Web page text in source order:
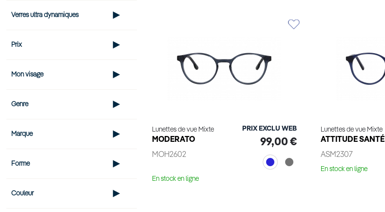
Lunettes de vue Mixte
MODERATO
MOH2602
PRIX EXCLU WEB
99,00 €
En stock en ligne
Lunettes de vue Mixte
ATTITUDE SANTÉ
ASM2307
En stock en ligne
Verres ultra dynamiques
Prix
Mon visage
Genre
Marque
Forme
Couleur
Élément